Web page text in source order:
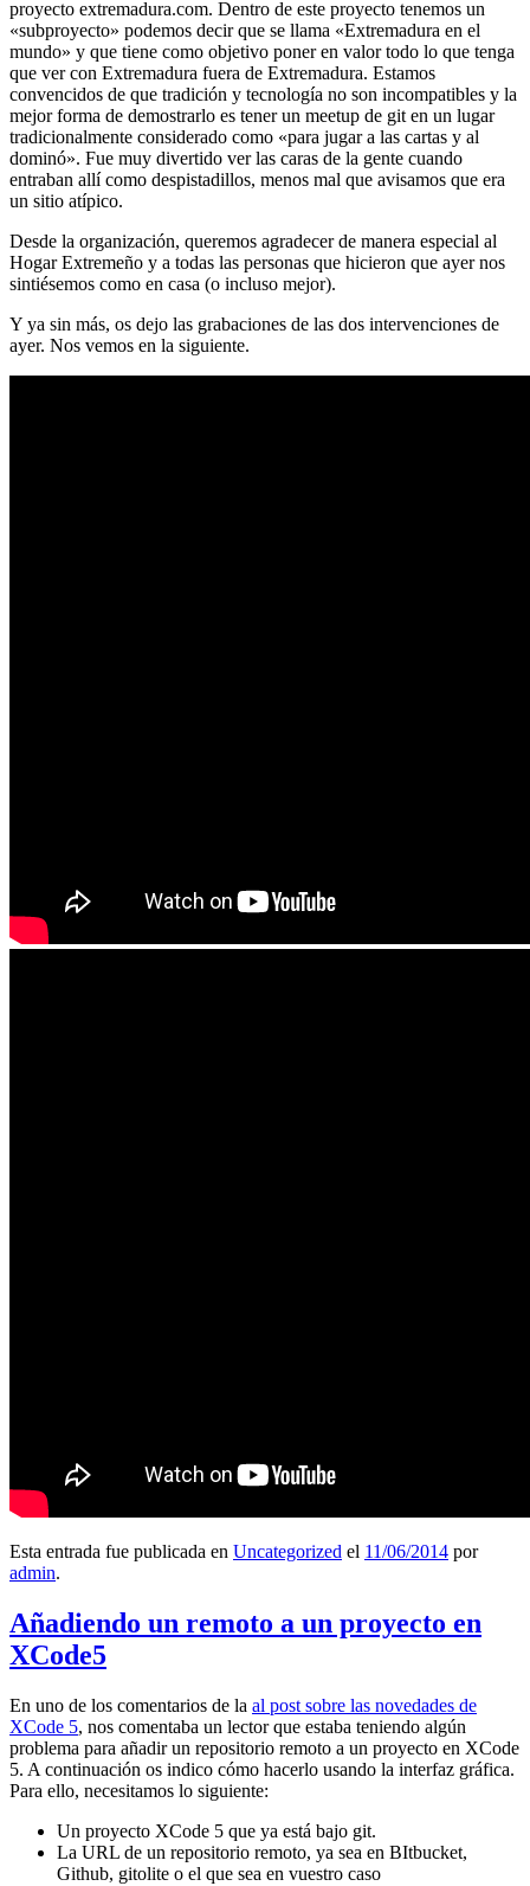
proyecto extremadura.com. Dentro de este proyecto tenemos un
«subproyecto» podemos decir que se llama «Extremadura en el
mundo» y que tiene como objetivo poner en valor todo lo que tenga
que ver con Extremadura fuera de Extremadura. Estamos
convencidos de que tradición y tecnología no son incompatibles y la
mejor forma de demostrarlo es tener un meetup de git en un lugar
tradicionalmente considerado como «para jugar a las cartas y al
dominó». Fue muy divertido ver las caras de la gente cuando
entraban allí como despistadillos, menos mal que avisamos que era
un sitio atípico.
Desde la organización, queremos agradecer de manera especial al
Hogar Extremeño y a todas las personas que hicieron que ayer nos
sintiésemos como en casa (o incluso mejor).
Y ya sin más, os dejo las grabaciones de las dos intervenciones de
ayer. Nos vemos en la siguiente.
Esta entrada fue publicada en Uncategorized el 11/06/2014 por
admin.
Añadiendo un remoto a un proyecto en
XCode5
En uno de los comentarios de la al post sobre las novedades de
XCode 5, nos comentaba un lector que estaba teniendo algún
problema para añadir un repositorio remoto a un proyecto en XCode
5. A continuación os indico cómo hacerlo usando la interfaz gráfica.
Para ello, necesitamos lo siguiente:
Un proyecto XCode 5 que ya está bajo git.
La URL de un repositorio remoto, ya sea en BItbucket,
Github, gitolite o el que sea en vuestro caso